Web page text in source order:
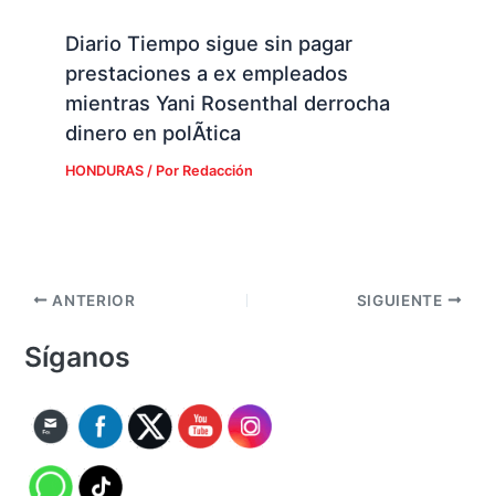
Diario Tiempo sigue sin pagar
prestaciones a ex empleados
mientras Yani Rosenthal derrocha
dinero en polÃ­tica
HONDURAS/ Por Redacción
ANTERIOR SIGUIENTE
Síganos